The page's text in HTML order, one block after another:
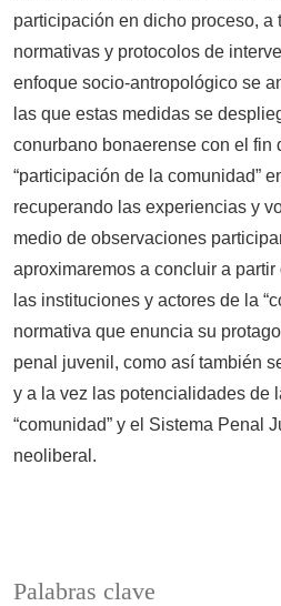
Palabras clave
participación en dicho proceso,
normativas y protocolos de
enfoque socio-antropológico se
las que estas medidas se
conurbano bonaerense con el fin
“participación de la comunidad”
recuperando las experiencias y
medio de observaciones
aproximaremos a concluir a
las instituciones y actores de la
normativa que enuncia su
penal juvenil, como así también
y a la vez las potencialidades de
“comunidad” y el Sistema Penal
neoliberal.